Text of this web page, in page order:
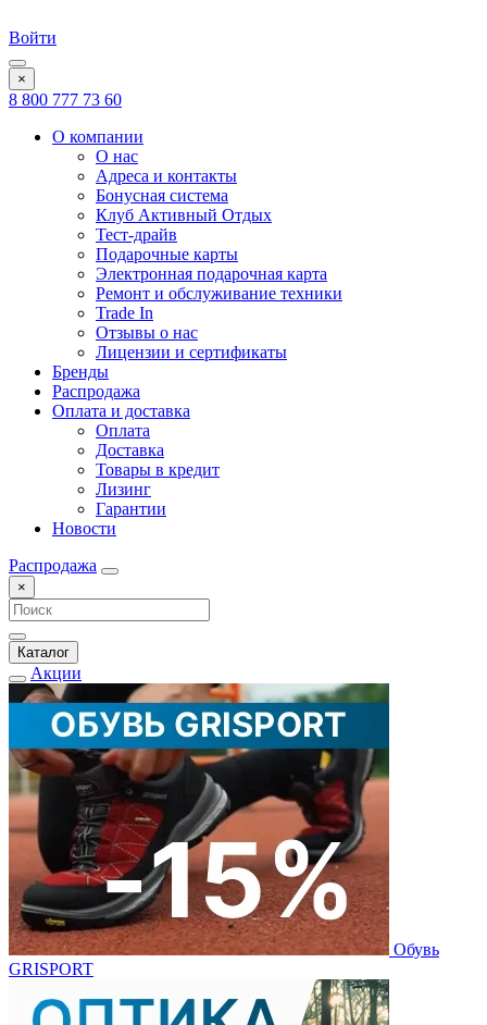
Войти
×
8 800 777 73 60
О компании
О нас
Адреса и контакты
Бонусная система
Клуб Активный Отдых
Тест-драйв
Подарочные карты
Электронная подарочная карта
Ремонт и обслуживание техники
Trade In
Отзывы о нас
Лицензии и сертификаты
Бренды
Распродажа
Оплата и доставка
Оплата
Доставка
Товары в кредит
Лизинг
Гарантии
Новости
Распродажа
×
Каталог
Акции
Обувь
GRISPORT